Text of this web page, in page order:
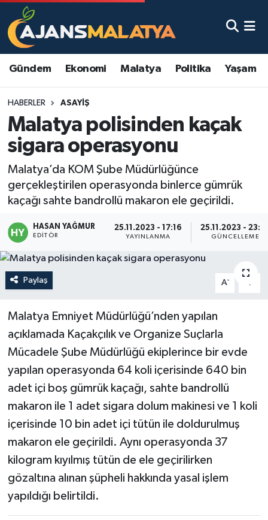
Gündem Ekonomi Malatya Politika Yaşam
HABERLER ASAYIŞ
Malatya polisinden kaçak
sigara operasyonu
Malatya’da KOM Şube Müdürlüğünce
gerçekleştirilen operasyonda binlerce gümrük
kaçağı sahte bandrollü makaron ele geçirildi.
HASAN YAĞMUR
EDITÖR
25.11.2023 - 17:16
YAYINLANMA
25.11.2023 -
GÜNCELLEME
Paylaş A- A
Malatya Emniyet Müdürlüğü’nden yapılan
açıklamada Kaçakçılık ve Organize Suçlarla
Mücadele Şube Müdürlüğü ekiplerince bir evde
yapılan operasyonda 64 koli içerisinde 640 bin
adet içi boş gümrük kaçağı, sahte bandrollü
makaron ile 1 adet sigara dolum makinesi ve 1 koli
içerisinde 10 bin adet içi tütün ile doldurulmuş
makaron ele geçirildi. Aynı operasyonda 37
kilogram kıyılmış tütün de ele geçirilirken
gözaltına alınan şüpheli hakkında yasal işlem
yapıldığı belirtildi.
Asayiş
Eğitim
Ekonomi
Gündem
Kadın
Kültür & Sanat
Magazin
Politika
Sağlık
Spor
Teknoloji
Yaşam
Malatya Nöbetçi Eczaneler
Malatya Namaz Vakitleri
Malatya Trafik Yoğunluk Haritası
TFF 3.Lig 2.Grup Puan Durumu ve Fikstür
Tüm Manşetler
Son Dakika Haberleri
Haber Arşivi